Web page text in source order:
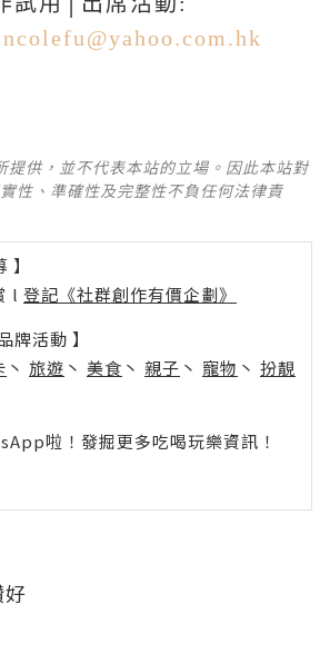
提供，並不代表本站的立場。因此本站對
性、準確性及完整性不負任何法律責
l 登記《社群創作有價企劃》
牌活動 】
丶 旅遊 丶 美食 丶 親子 丶 寵物 丶 扮靚
啦！發掘更多吃喝玩樂資訊！